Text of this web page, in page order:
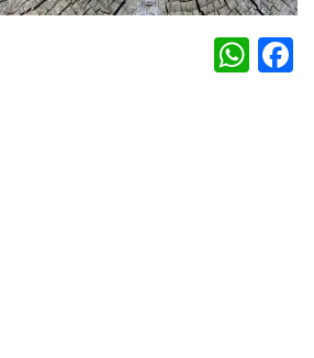
Facebook